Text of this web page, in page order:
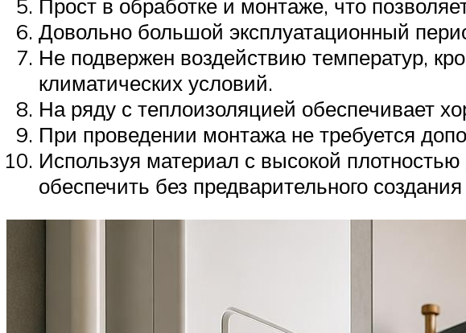
Прост в обработке и монтаже, что
Довольно большой эксплуатационный
Не подвержен воздействию температур,
климатических условий.
На ряду с теплоизоляцией обеспечивает
При проведении монтажа не требуется
Используя материал с высокой
обеспечить без предварительного создания